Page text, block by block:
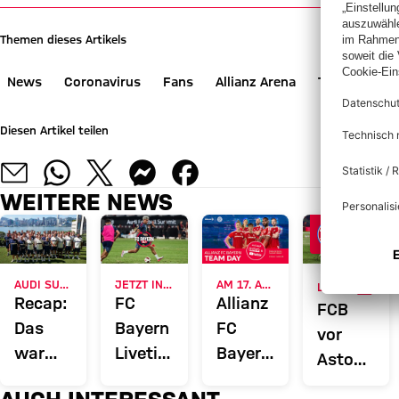
Themen dieses Artikels
News Coronavirus Fans Allianz Arena Ticketing
Diesen Artikel teilen
WEITERE NEWS
Recap:
Das
war
FC
Bayern
Liveticker:
AM 17. AUGUST
Allianz
FC
Bayern
FCB
vor
Aston